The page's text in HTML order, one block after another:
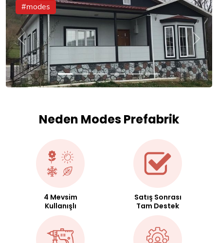
#modes
Önceki
Neden Modes Prefabrik
4 Mevsim
Kullanışlı
Satış Sonrası
Tam Destek